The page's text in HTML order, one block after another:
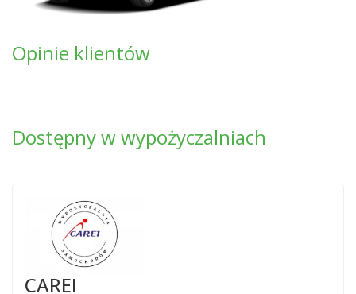
Opinie klientów
Dostępny w wypożyczalniach
CAREI